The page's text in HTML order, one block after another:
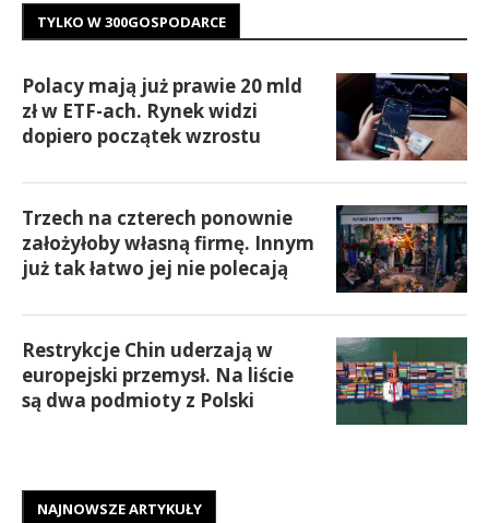
TYLKO W 300GOSPODARCE
Polacy mają już prawie 20 mld
zł w ETF-ach. Rynek widzi
dopiero początek wzrostu
Trzech na czterech ponownie
założyłoby własną firmę. Innym
już tak łatwo jej nie polecają
Restrykcje Chin uderzają w
europejski przemysł. Na liście
są dwa podmioty z Polski
NAJNOWSZE ARTYKUŁY